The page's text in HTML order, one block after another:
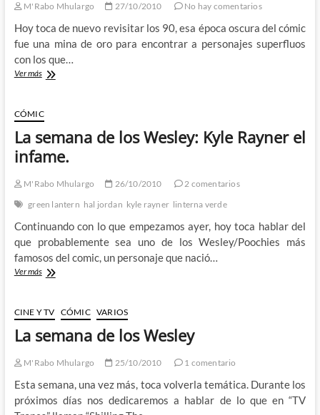
M'Rabo Mhulargo 27/10/2010 No hay comentarios
Hoy toca de nuevo revisitar los 90, esa época oscura del cómic
fue una mina de oro para encontrar a personajes superfluos
con los que…
Ver másLa
los
Wesley:
Ben
CÓMIC
La semana de los Wesley: Kyle Rayner el
infame.
M'Rabo Mhulargo 26/10/2010
2 comentarios
green lantern hal jordan kyle rayner linterna verde
Continuando con lo que empezamos ayer, hoy toca hablar del
que probablemente sea uno de los Wesley/Poochies más
famosos del comic, un personaje que nació…
Ver másLa
los
Wesley:
Kyle
el
CINE Y TV CÓMIC VARIOS
La semana de los Wesley
M'Rabo Mhulargo 25/10/2010 1 comentario
Esta semana, una vez más, toca volverla temática. Durante los
próximos días nos dedicaremos a hablar de lo que en “TV